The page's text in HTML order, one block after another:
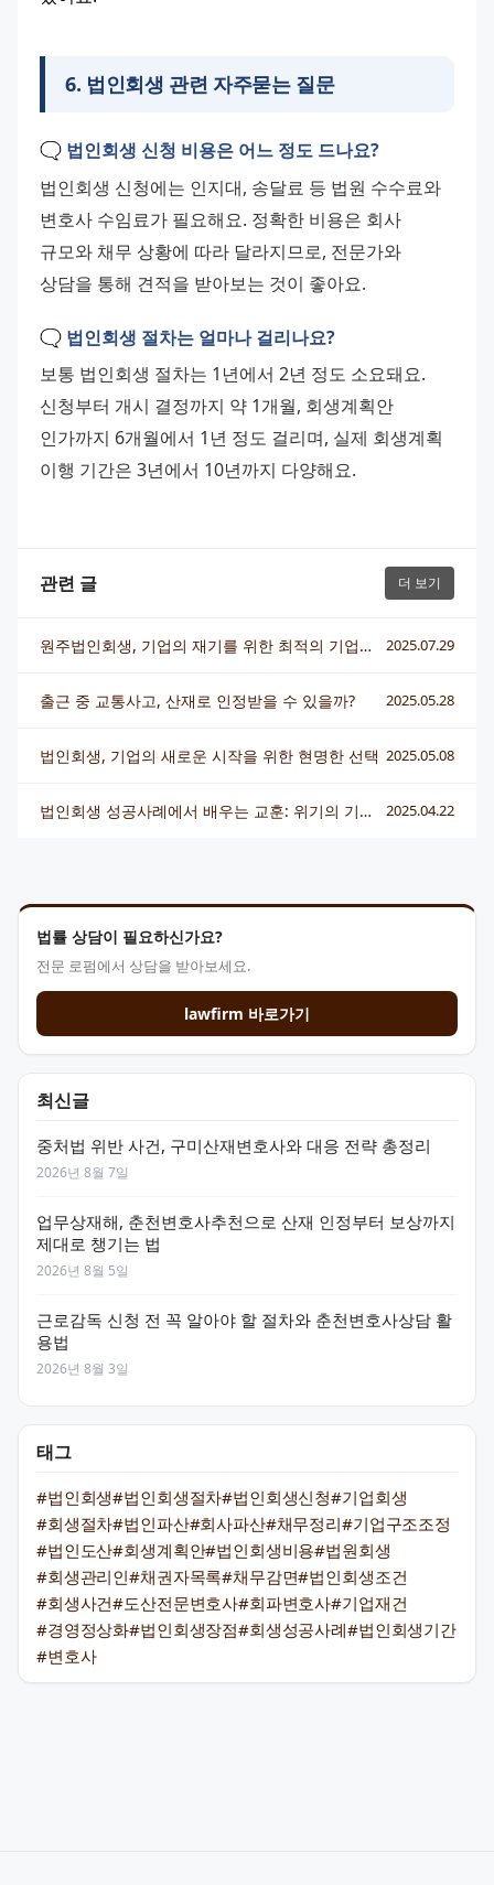
법률 상담이 필요하신가요?
전문 로펌에서 상담을 받아보세요.
lawfirm 바로가기
최신글
중처법 위반 사건, 구미산재변호사와 대응 전략 총정리
2026년 8월 7일
업무상재해, 춘천변호사추천으로 산재 인정부터 보상까지
제대로 챙기는 법
2026년 8월 5일
근로감독 신청 전 꼭 알아야 할 절차와 춘천변호사상담 활
용법
2026년 8월 3일
태그
#법인회생#법인회생절차#법인회생신청#기업회생
#회생절차#법인파산#회사파산#채무정리#기업구조조정
#법인도산#회생계획안#법인회생비용#법원회생
#회생관리인#채권자목록#채무감면#법인회생조건
#회생사건#도산전문변호사#회파변호사#기업재건
#경영정상화#법인회생장점#회생성공사례#법인회생기간
#변호사
6. 법인회생 관련 자주묻는 질문
🗨️ 법인회생 신청 비용은 어느 정도 드나요?
법인회생 신청에는 인지대, 송달료 등 법원 수수료와
변호사 수임료가 필요해요. 정확한 비용은 회사
규모와 채무 상황에 따라 달라지므로, 전문가와
상담을 통해 견적을 받아보는 것이 좋아요.
🗨️ 법인회생 절차는 얼마나 걸리나요?
보통 법인회생 절차는 1년에서 2년 정도 소요돼요.
신청부터 개시 결정까지 약 1개월, 회생계획안
인가까지 6개월에서 1년 정도 걸리며, 실제 회생계획
이행 기간은 3년에서 10년까지 다양해요.
관련 글 더 보기
원주법인회생, 기업의 재기를 위한 최적의 기업회생 전략 2025.07.29
출근 중 교통사고, 산재로 인정받을 수 있을까? 2025.05.28
법인회생, 기업의 새로운 시작을 위한 현명한 선택 2025.05.08
법인회생 성공사례에서 배우는 교훈: 위기의 기업을 살리는 법률 조력의 힘 2025.04.22